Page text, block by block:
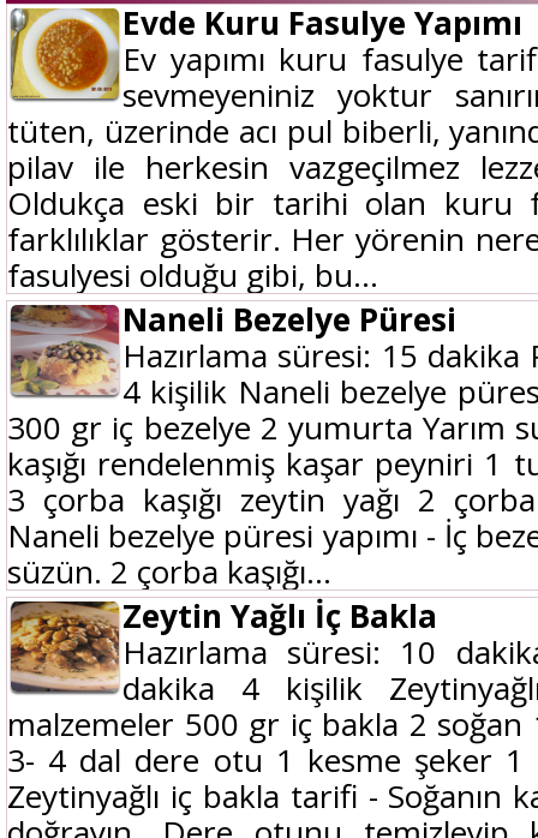
Evde Kuru Fasulye Yapımı
Ev yapımı kuru fasulye
sevmeyeniniz yoktur
tüten, üzerinde acı pul biberli,
pilav ile herkesin vazgeçilmez
Oldukça eski bir tarihi olan kuru
farklılıklar gösterir. Her yörenin
fasulyesi olduğu gibi, bu...
Naneli Bezelye Püresi
Hazırlama süresi: 15
4 kişilik Naneli bezelye
300 gr iç bezelye 2 yumurta Yarım
kaşığı rendelenmiş kaşar peyniri 1
3 çorba kaşığı zeytin yağı 2
Naneli bezelye püresi yapımı - İç
süzün. 2 çorba kaşığı...
Zeytin Yağlı İç Bakla
Hazırlama süresi: 10
dakika 4 kişilik
malzemeler 500 gr iç bakla 2 soğan
3- 4 dal dere otu 1 kesme şeker 1
Zeytinyağlı iç bakla tarifi - Soğanın